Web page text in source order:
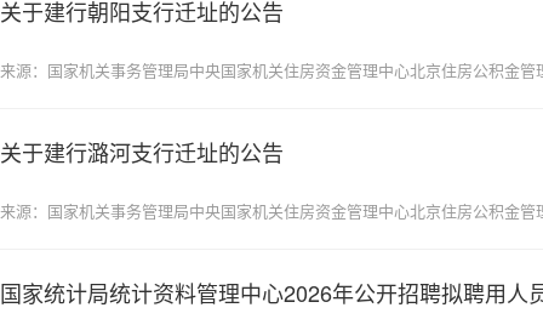
关于建行朝阳支行迁址的公告
来源：国家机关事务管理局中央国家机关住房资金管理中心北京住房公积金
关于建行潞河支行迁址的公告
来源：国家机关事务管理局中央国家机关住房资金管理中心北京住房公积金
国家统计局统计资料管理中心2026年公开招聘拟聘用人